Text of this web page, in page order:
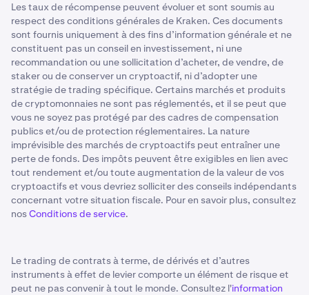
Les taux de récompense peuvent évoluer et sont soumis au
respect des conditions générales de Kraken. Ces documents
sont fournis uniquement à des fins d’information générale et ne
constituent pas un conseil en investissement, ni une
recommandation ou une sollicitation d’acheter, de vendre, de
staker ou de conserver un cryptoactif, ni d’adopter une
stratégie de trading spécifique. Certains marchés et produits
de cryptomonnaies ne sont pas réglementés, et il se peut que
vous ne soyez pas protégé par des cadres de compensation
publics et/ou de protection réglementaires. La nature
imprévisible des marchés de cryptoactifs peut entraîner une
perte de fonds. Des impôts peuvent être exigibles en lien avec
tout rendement et/ou toute augmentation de la valeur de vos
cryptoactifs et vous devriez solliciter des conseils indépendants
concernant votre situation fiscale. Pour en savoir plus, consultez
nosConditions de service.
Le trading de contrats à terme, de dérivés et d’autres
instruments à effet de levier comporte un élément de risque et
peut ne pas convenir à tout le monde. Consultez l'information